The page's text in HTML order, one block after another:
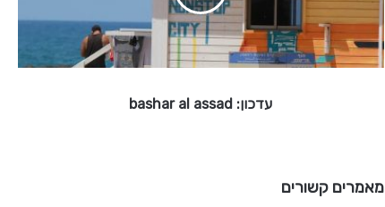
b
a
s
s
עדכון: bashar al assad
מאמרים קשורים